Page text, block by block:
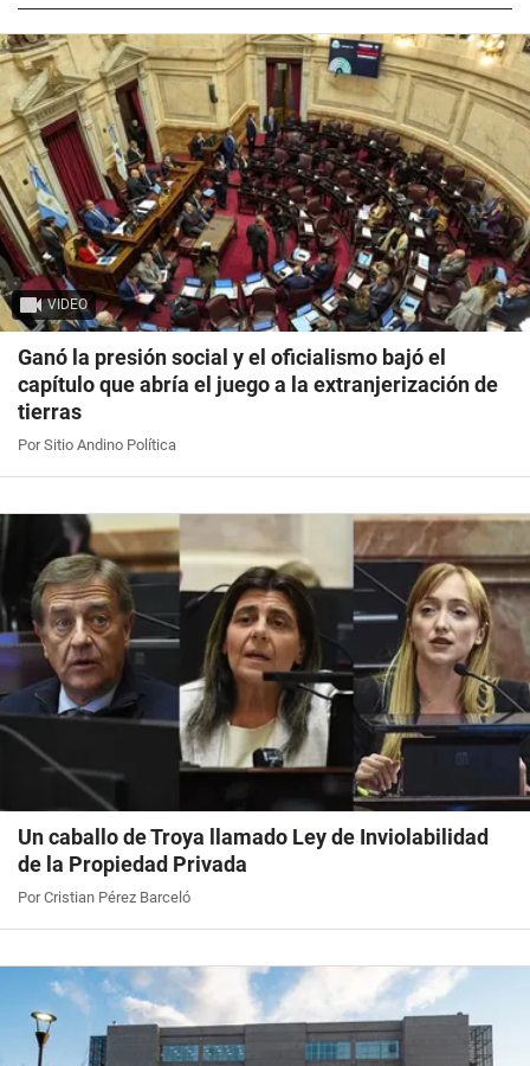
VIDEO
Ganó la presión social y el oficialismo bajó el
capítulo que abría el juego a la extranjerización de
tierras
Por Sitio Andino Política
Un caballo de Troya llamado Ley de Inviolabilidad
de la Propiedad Privada
Por Cristian Pérez Barceló